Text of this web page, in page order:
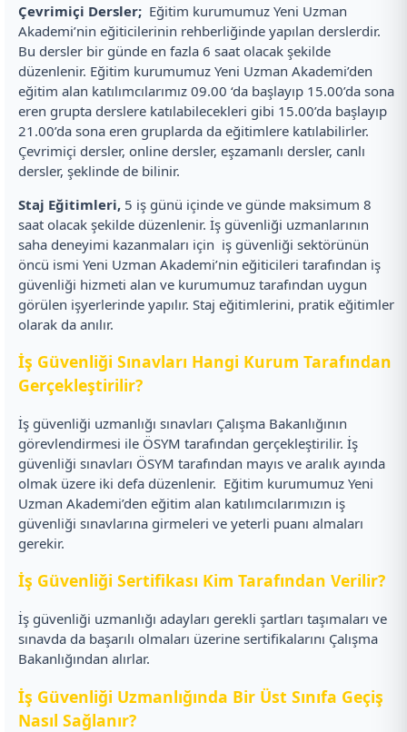
Çevrimiçi Dersler; Eğitim kurumumuz Yeni Uzman
Akademi’nin eğiticilerinin rehberliğinde yapılan derslerdir.
Bu dersler bir günde en fazla 6 saat olacak şekilde
düzenlenir. Eğitim kurumumuz Yeni Uzman Akademi’den
eğitim alan katılımcılarımız 09.00 ‘da başlayıp 15.00’da sona
eren grupta derslere katılabilecekleri gibi 15.00’da başlayıp
21.00’da sona eren gruplarda da eğitimlere katılabilirler.
Çevrimiçi dersler, online dersler, eşzamanlı dersler, canlı
dersler, şeklinde de bilinir.
Staj Eğitimleri, 5 iş günü içinde ve günde maksimum 8
saat olacak şekilde düzenlenir. İş güvenliği uzmanlarının
saha deneyimi kazanmaları için iş güvenliği sektörünün
öncü ismi Yeni Uzman Akademi’nin eğiticileri tarafından iş
güvenliği hizmeti alan ve kurumumuz tarafından uygun
görülen işyerlerinde yapılır. Staj eğitimlerini, pratik eğitimler
olarak da anılır.
İş Güvenliği Sınavları Hangi Kurum Tarafından
Gerçekleştirilir?
İş güvenliği uzmanlığı sınavları Çalışma Bakanlığının
görevlendirmesi ile ÖSYM tarafından gerçekleştirilir. İş
güvenliği sınavları ÖSYM tarafından mayıs ve aralık ayında
olmak üzere iki defa düzenlenir. Eğitim kurumumuz Yeni
Uzman Akademi’den eğitim alan katılımcılarımızın iş
güvenliği sınavlarına girmeleri ve yeterli puanı almaları
gerekir.
İş Güvenliği Sertifikası Kim Tarafından Verilir?
İş güvenliği uzmanlığı adayları gerekli şartları taşımaları ve
sınavda da başarılı olmaları üzerine sertifikalarını Çalışma
Bakanlığından alırlar.
İş Güvenliği Uzmanlığında Bir Üst Sınıfa Geçiş
Nasıl Sağlanır?